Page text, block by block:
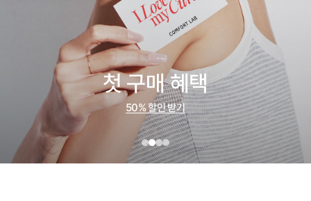
첫 구매 혜택
50% 할인 받기